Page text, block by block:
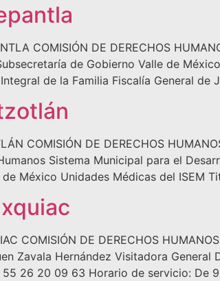
COMISIÓN DE DERECHOS
de Gobierno Valle de
de la Familia Fiscalía General
COMISIÓN DE DERECHOS
Sistema Municipal para el
México Unidades Médicas del ISEM
COMISIÓN DE DERECHOS
Zavala Hernández Visitadora
26 20 09 63 Horario de servicio: De